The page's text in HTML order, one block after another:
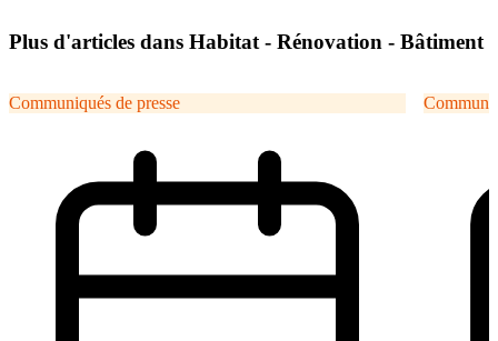
Plus d'articles dans Habitat - Rénovation - Bâtiment
Communiqués de presse